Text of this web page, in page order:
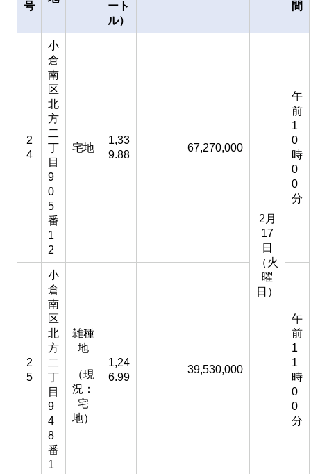
号
ート
ル）
間
2
4
小
倉
南
区
北
方
二
丁
目
9
0
5
番
1
2
宅地
1,33
9.88
67,270,000
2月
17
日
（火
曜
日）
午
前
1
0
時
0
0
分
2
5
小
倉
南
区
北
方
二
丁
目
9
4
8
番
1
雑種
地
（現
況：
宅
地）
1,24
6.99
39,530,000
午
前
1
1
時
0
0
分